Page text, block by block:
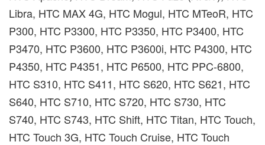
Libra, HTC MAX 4G, HTC Mogul, HTC MTeoR, HTC
P300, HTC P3300, HTC P3350, HTC P3400, HTC
P3470, HTC P3600, HTC P3600i, HTC P4300, HTC
P4350, HTC P4351, HTC P6500, HTC PPC-6800,
HTC S310, HTC S411, HTC S620, HTC S621, HTC
S640, HTC S710, HTC S720, HTC S730, HTC
S740, HTC S743, HTC Shift, HTC Titan, HTC Touch,
HTC Touch 3G, HTC Touch Cruise, HTC Touch